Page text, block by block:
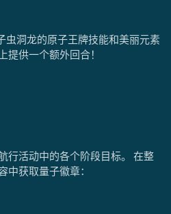
洞龙的原子王牌技能和美丽元素
提供一个额外回合！
行活动中的各个阶段目标。 在整
中获取量子徽章：